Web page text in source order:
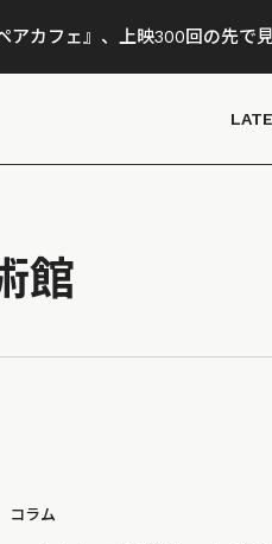
アカフェ』、上映300回の先で
館
コラム